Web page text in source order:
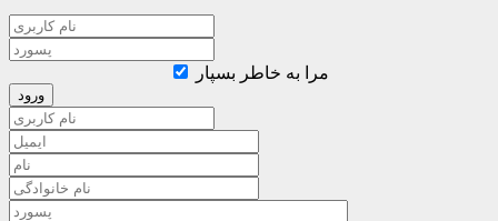
مرا به خاطر بسپار